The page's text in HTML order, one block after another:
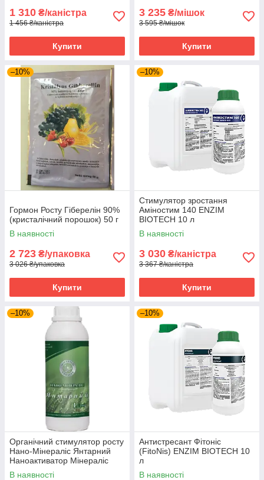
1 310 ₴/каністра
1 456 ₴/каністра
Купити
3 235 ₴/мішок
3 595 ₴/мішок
Купити
–10%
Гормон Росту Гіберелін 90%
(кристалічний порошок) 50 г
В наявності
2 723 ₴/упаковка
3 026 ₴/упаковка
Купити
–10%
Стимулятор зростання
Аміностим 140 ENZIM
BIOTECH 10 л
В наявності
3 030 ₴/каністра
3 367 ₴/каністра
Купити
–10%
Органічний стимулятор росту
Нано-Мінераліс Янтарний
Наноактиватор Мінераліс
Україна 1 л
В наявності
–10%
Антистресант Фітоніс
(FitoNis) ENZIM BIOTECH 10
л
В наявності